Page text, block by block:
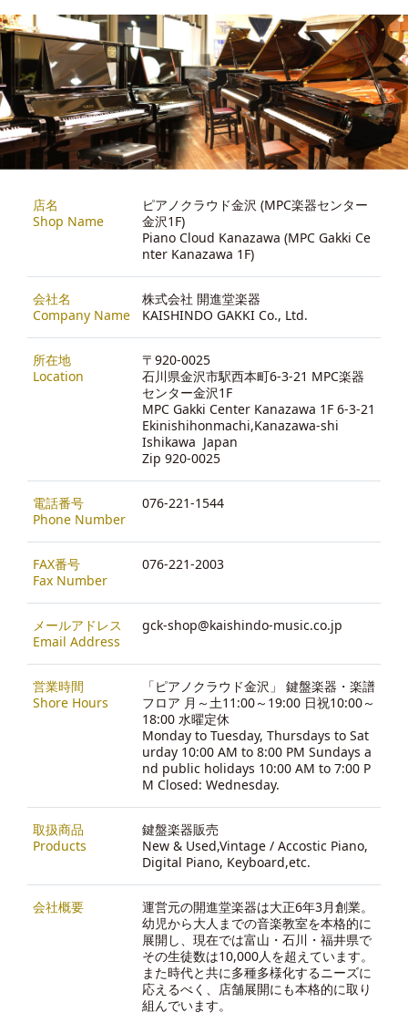
店名
Shop Name
ピアノクラウド金沢 (MPC楽器センター
金沢1F)
Piano Cloud Kanazawa (MPC Gakki Ce
nter Kanazawa 1F)
会社名
Company Name
株式会社 開進堂楽器
KAISHINDO GAKKI Co., Ltd.
所在地
Location
〒920-0025
石川県金沢市駅西本町6-3-21 MPC楽器
センター金沢1F
MPC Gakki Center Kanazawa 1F 6-3-21
Ekinishihonmachi,Kanazawa-shi
Ishikawa Japan
Zip 920-0025
電話番号
Phone Number
076-221-1544
FAX番号
Fax Number
076-221-2003
メールアドレス
Email Address
gck-shop@kaishindo-music.co.jp
営業時間
Shore Hours
「ピアノクラウド金沢」 鍵盤楽器・楽譜
フロア 月～土11:00～19:00 日祝10:00～
18:00 水曜定休
Monday to Tuesday, Thursdays to Sat
urday 10:00 AM to 8:00 PM Sundays a
nd public holidays 10:00 AM to 7:00 P
M Closed: Wednesday.
取扱商品
Products
鍵盤楽器販売
New & Used,Vintage / Accostic Piano,
Digital Piano, Keyboard,etc.
会社概要
運営元の開進堂楽器は大正6年3月創業。
幼児から大人までの音楽教室を本格的に
展開し、現在では富山・石川・福井県で
その生徒数は10,000人を超えています。
また時代と共に多種多様化するニーズに
応えるべく、店舗展開にも本格的に取り
組んでいます。